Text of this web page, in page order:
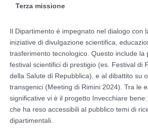
Terza missione
Il Dipartimento è impegnato nel dialogo con
iniziative di divulgazione scientifica,
trasferimento tecnologico. Questo include la
festival scientifici di prestigio (es. Festival di
della Salute di Repubblica), e al dibattito su
transgenici (Meeting di Rimini 2024). Tra le
significative vi è il progetto Invecchiare bene:
che ha reso accessibili al pubblico temi di
dipartimentali.